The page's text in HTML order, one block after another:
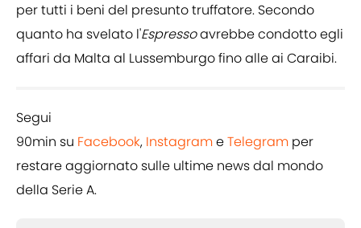
per tutti i beni del presunto truffatore. Secondo
quanto ha svelato l'Espressoavrebbe condotto egli
affari da Malta al Lussemburgo fino alle ai Caraibi.
Segui
90min su Facebook, InstagrameTelegram per
restare aggiornato sulle ultime news dal mondo
della Serie A.